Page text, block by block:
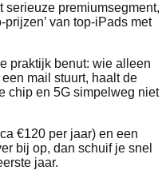
serieuze premiumsegment,
van top‑iPads met
praktijk benut: wie alleen
mail stuurt, haalt de
chip en 5G simpelweg niet
€120 per jaar) en een
bij op, dan schuif je snel
jaar.